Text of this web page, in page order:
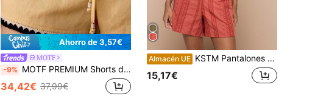
Ahorro de 3,57€
MOTF
-9% MOTF PREMIUM Shorts de mujer estilo romántico de vacaciones de verano con bordado floral, ribete en contraste y cintura con lazo
34,42€ 37,99€
Almacén UE KSTM Pantalones cortos de talle alto relajados con bordados, cintura elástica y detalles de encaje a tono
15,17€